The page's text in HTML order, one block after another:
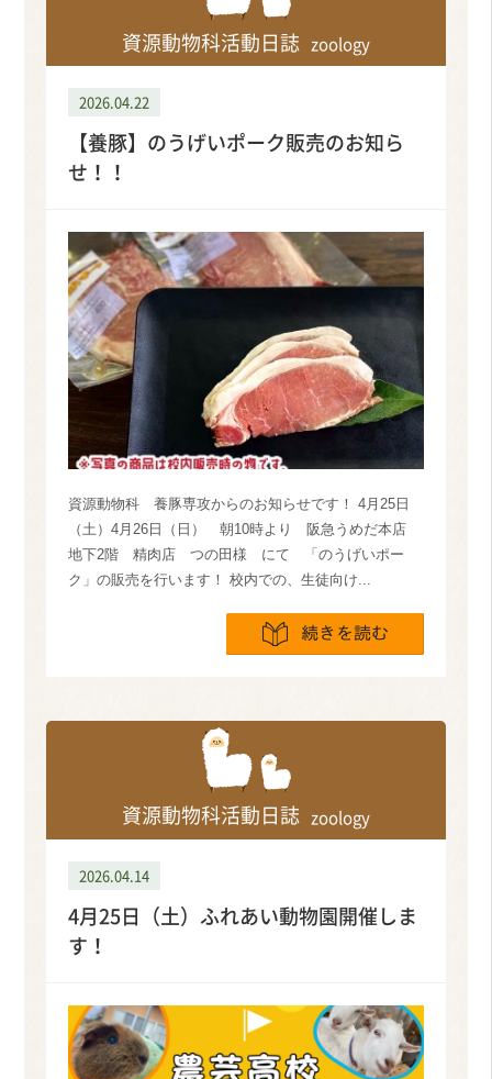
資源動物科活動日誌 zoology
2026.04.22
【養豚】のうげいポーク販売のお知ら
せ！！
資源動物科 養豚専攻からのお知らせです！ 4月25日
（土）4月26日（日） 朝10時より 阪急うめだ本店
地下2階 精肉店 つの田様 にて 「のうげいポー
ク」の販売を行います！ 校内での、生徒向け...
資源動物科活動日誌 zoology
2026.04.14
4月25日（土）ふれあい動物園開催しま
す！